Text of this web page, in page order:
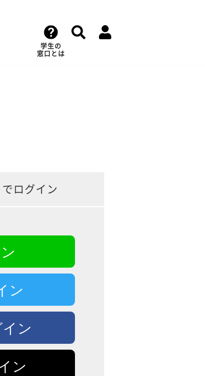
学生の
窓口とは
ログイン
ン
ン
ン